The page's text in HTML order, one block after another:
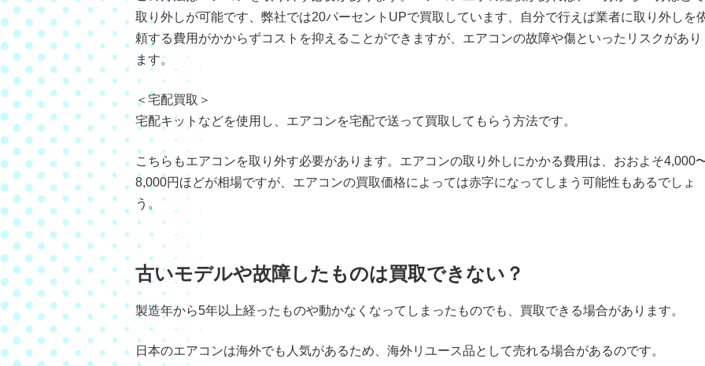
取り外しが可能です、弊社では20パーセントUPで買取しています、自分で行えば業者に取り外しを
頼する費用がかからずコストを抑えることができますが、エアコンの故障や傷といったリスクがあり
ます。
＜宅配買取＞
宅配キットなどを使用し、エアコンを宅配で送って買取してもらう方法です。
こちらもエアコンを取り外す必要があります。エアコンの取り外しにかかる費用は、おおよそ4,000
8,000円ほどが相場ですが、エアコンの買取価格によっては赤字になってしまう可能性もあるでしょ
う。
古いモデルや故障したものは買取できない？
製造年から5年以上経ったものや動かなくなってしまったものでも、買取できる場合があります。
日本のエアコンは海外でも人気があるため、海外リユース品として売れる場合があるのです。